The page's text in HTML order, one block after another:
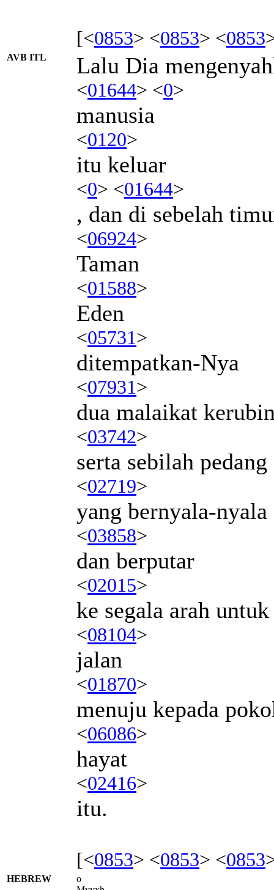
[<0853> <0853> <0853
AVB ITL Lalu Dia
<01644> <0>
manusia
<0120>
itu keluar
<0> <01644>
, dan di sebelah
<06924>
Taman
<01588>
Eden
<05731>
ditempatkan-Nya
<07931>
dua malaikat
<03742>
serta sebilah pedang
<02719>
yang bernyala-nyala
<03858>
dan berputar
<02015>
ke segala arah
<08104>
jalan
<01870>
menuju kepada
<06086>
hayat
<02416>
itu.
[<0853> <0853> <0853
HEBREW
o